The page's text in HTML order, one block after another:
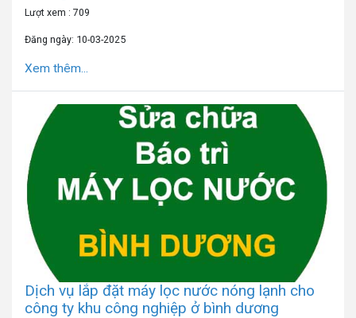
Lượt xem : 709
Đăng ngày: 10-03-2025
Xem thêm...
Dịch vụ lắp đặt máy lọc nước nóng lạnh cho
công ty khu công nghiệp ở bình dương